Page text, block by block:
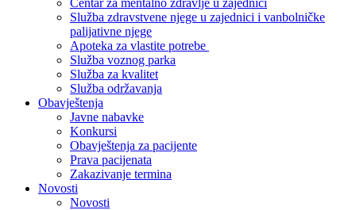
Služba zdravstvene njege u zajednici i vanbolničke
palijativne njege
Apoteka za vlastite potrebe
Služba voznog parka
Služba za kvalitet
Služba održavanja
Obavještenja
Javne nabavke
Konkursi
Obavještenja za pacijente
Prava pacijenata
Zakazivanje termina
Novosti
Novosti